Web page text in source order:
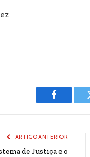
Facebook
ARTIGO ANTERIOR
de Justiça e o